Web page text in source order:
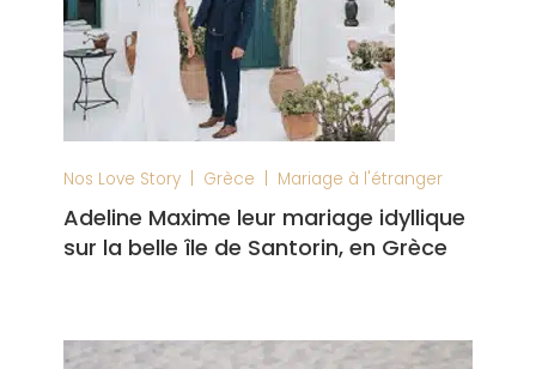
Nos Love Story | Grèce | Mariage à l'étranger
Adeline Maxime leur mariage idyllique
sur la belle île de Santorin, en Grèce